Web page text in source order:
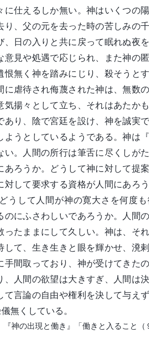
仕えるしか無い。神はいくつの
、父の元を去った時の苦しみの
日の入りと共に戻って眠れぬ夜
見や処遇で応じられ、また神の
無く神を踏みにじり、殺そうと
に虐待され侮蔑された神は、無数
揚々として立ち、それはあたか
り、陰で宮廷を設け、神を誠実
うとしているようである。神は
。人間の所行は筆舌に尽くしが
ろうか。どうして神に対して提
して要求する資格が人間にあろ
うして人間が神の寛大さを何度
にふさわしいであろうか。人間
たままにして久しい。神は、そ
て、生き生きと眼を輝かせ、溌
間取っており、神が受けてきた
人間の欲望は大きすぎ、人間は
言論の自由や権利を決して与え
無くしている。
『神の出現と働き』「働きと入ること